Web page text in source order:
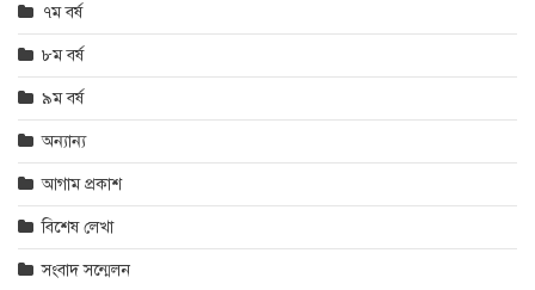
৭ম বর্ষ
৮ম বর্ষ
৯ম বর্ষ
অন্যান্য
আগাম প্রকাশ
বিশেষ লেখা
সংবাদ সন্মেলন